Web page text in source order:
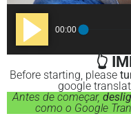
Audio
Player
00:00
👆
Before starting, please
google
Antes de começar,
como o Google